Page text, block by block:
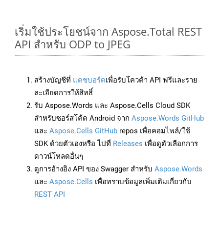
เริ่มใช้ประโยชน์จาก Aspose.Total REST
API สำหรับ ODP to JPEG
สร้างบัญชีที่ แดชบอร์ดเพื่อรับโควต้า API ฟรีและราย
ละเอียดการให้สิทธิ์
รับ Aspose.Words และ Aspose.Cells Cloud SDK
สำหรับซอร์สโค้ด Android จาก Aspose.Words GitHub
และ Aspose.Cells GitHub repos เพื่อคอมไพล์/ใช้
SDK ด้วยตัวเองหรือ ไปที่ Releases เพื่อดูตัวเลือกการ
ดาวน์โหลดอื่นๆ
ดูการอ้างอิง API ของ Swagger สำหรับ Aspose.Words
และ Aspose.Cells เพื่อทราบข้อมูลเพิ่มเติมเกี่ยวกับ
REST API